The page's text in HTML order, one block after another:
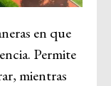
en que
Permite
mientras